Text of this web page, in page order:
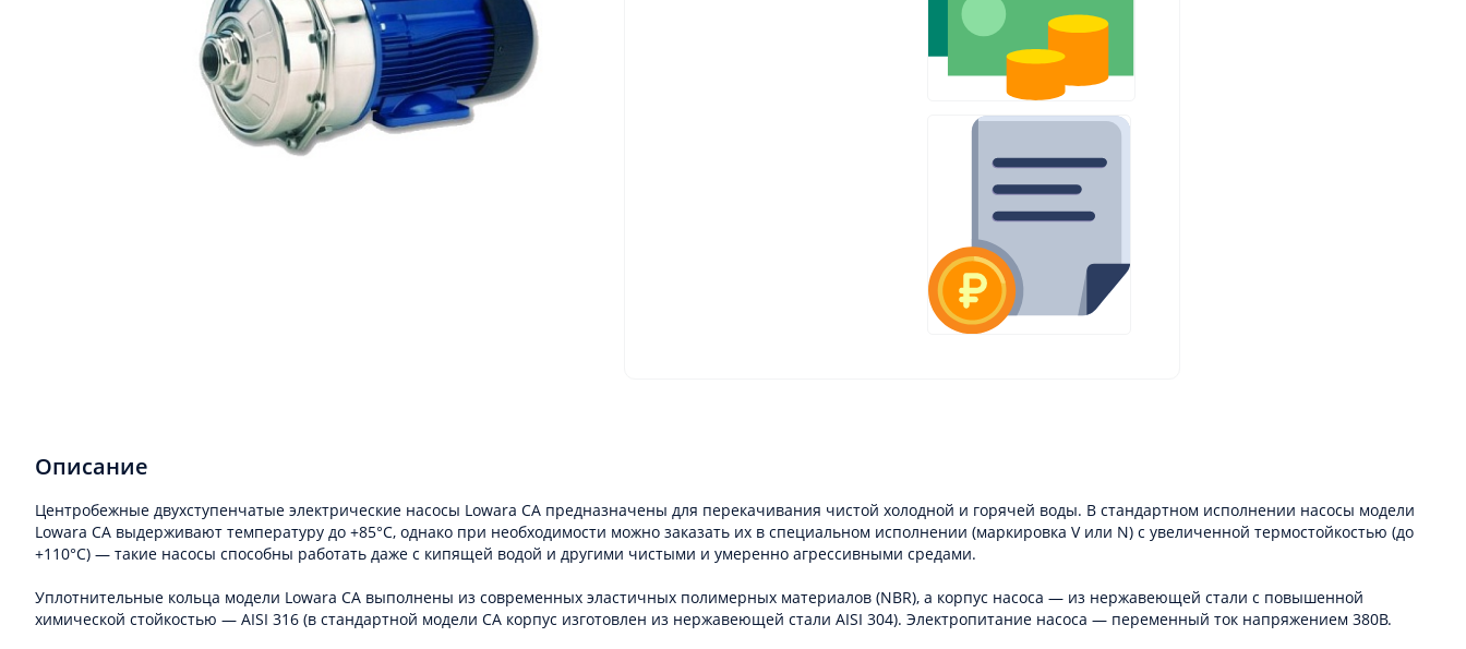
Описание
Центробежные двухступенчатые электрические насосы Lowara CA предназначены для перекачивания чистой холодной и горячей воды. В стандартном исполнении насосы модели
Lowara CA выдерживают температуру до +85°C, однако при необходимости можно заказать их в специальном исполнении (маркировка V или N) с увеличенной термостойкостью (до
+110°C) — такие насосы способны работать даже с кипящей водой и другими чистыми и умеренно агрессивными средами.
Уплотнительные кольца модели Lowara CA выполнены из современных эластичных полимерных материалов (NBR), а корпус насоса — из нержавеющей стали с повышенной
химической стойкостью — AISI 316 (в стандартной модели CA корпус изготовлен из нержавеющей стали AISI 304). Электропитание насоса — переменный ток напряжением 380В.